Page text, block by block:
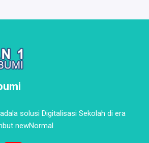
solusi Digitalisasi Sekolah di era
newNormal